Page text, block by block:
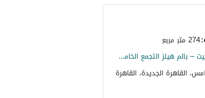
:274 متر مربع
شقة للبيع في كمبوند فيليدج جيت – بالم هيلز التجمع الخامس تشطيب الترا سوبر لوكس
القاهرة الجديدة، القاهرة